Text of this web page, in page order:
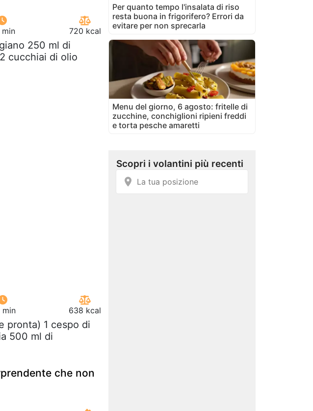
720 kcal
250 ml di
cucchiai di olio
min 638 kcal
pronta) 1 cespo di
500 ml di
che non
Per quanto tempo l'insalata di riso
resta buona in frigorifero? Errori da
evitare per non sprecarla
Menu del giorno, 6 agosto: fritelle di
zucchine, conchiglioni ripieni freddi
e torta pesche amaretti